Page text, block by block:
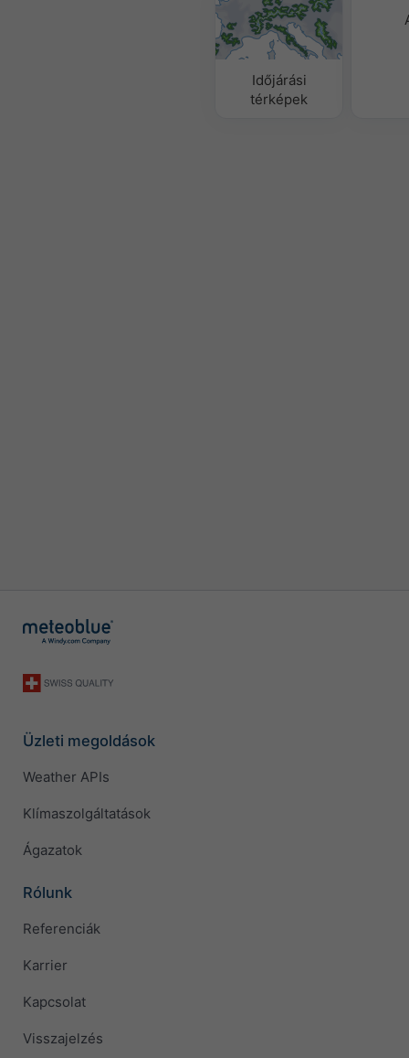
Időjárási
térképek
Üzleti megoldások
Weather APIs
Klímaszolgáltatások
Ágazatok
Rólunk
Referenciák
Karrier
Kapcsolat
Visszajelzés